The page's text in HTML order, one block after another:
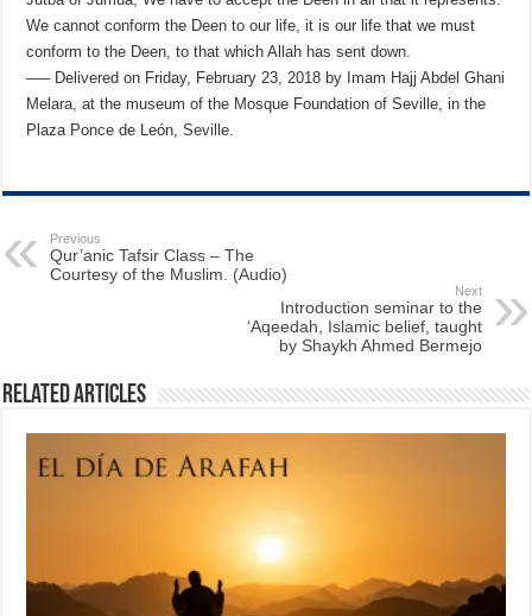
We cannot conform the Deen to our life, it is our life that we must
conform to the Deen, to that which Allah has sent down.
—– Delivered on Friday, February 23, 2018 by Imam Hajj Abdel Ghani
Melara, at the museum of the Mosque Foundation of Seville, in the
Plaza Ponce de León, Seville.
Previous
Qur’anic Tafsir Class – The
Courtesy of the Muslim. (Audio)
Next
Introduction seminar to the
‘Aqeedah, Islamic belief, taught
by Shaykh Ahmed Bermejo
Related Articles